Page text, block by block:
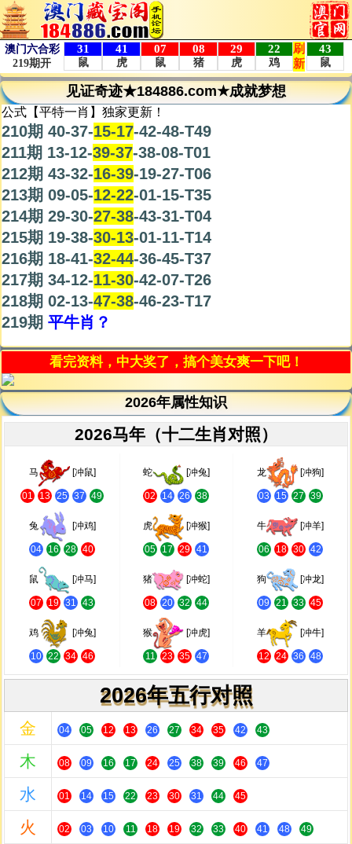
见证奇迹★184886.com★成就梦想
公式【平特一肖】独家更新！
210期 40-37-15-17-42-48-T49
211期 13-12-39-37-38-08-T01
212期 43-32-16-39-19-27-T06
213期 09-05-12-22-01-15-T35
214期 29-30-27-38-43-31-T04
215期 19-38-30-13-01-11-T14
216期 18-41-32-44-36-45-T37
217期 34-12-11-30-42-07-T26
218期 02-13-47-38-46-23-T17
219期 平牛肖？
看完资料，中大奖了，搞个美女爽一下吧！
2026年属性知识
2026马年（十二生肖对照）
马 [冲鼠]
01 13 25 37 49
蛇 [冲兔]
02 14 26 38
龙 [冲狗]
03 15 27 39
兔 [冲鸡]
04 16 28 40
虎 [冲猴]
05 17 29 41
牛 [冲羊]
06 18 30 42
鼠 [冲马]
07 19 31 43
猪 [冲蛇]
08 20 32 44
狗 [冲龙]
09 21 33 45
鸡 [冲兔]
10 22 34 46
猴 [冲虎]
11 23 35 47
羊 [冲牛]
12 24 36 48
2026年五行对照
金 04 05 12 13 26 27 34 35 42 43
木 08 09 16 17 24 25 38 39 46 47
水 01 14 15 22 23 30 31 44 45
火 02 03 10 11 18 19 32 33 40 41 48 49